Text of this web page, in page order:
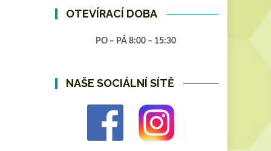
OTEVÍRACÍ DOBA
PO – PÁ 8:00 – 15:30
NAŠE SOCIÁLNÍ SÍTĚ